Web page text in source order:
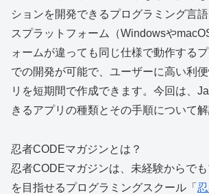
ションを開発できるプログラミング言
スプラットフォーム（Windowsや
ォームが違っても同じ仕様で動作するプ
での開発が可能で、ユーザーに高い利
リを短期間で作成できます。今回は、
きるアプリの種類とその手順について解
忍者CODEマガジンとは？
忍者CODEマガジンは、 未経験からで
を目指せるプログラミングスクール「